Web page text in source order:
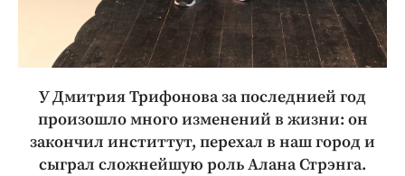
У Дмитрия Трифонова за последнией год
произошло много изменений в жизни: он
закончил инститтут, перехал в наш город и
сыграл сложнейшую роль Алана Стрэнга.